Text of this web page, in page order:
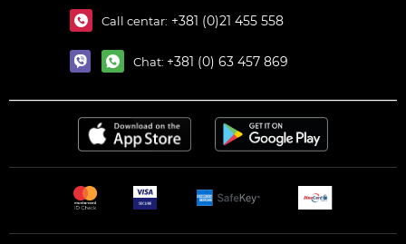
Call centar: +381 (0)21 455 558
Chat: +381 (0) 63 457 869